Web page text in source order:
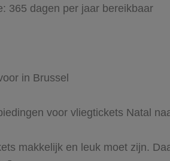
365 dagen per jaar bereikbaar
in Brussel
voor vliegtickets Natal
makkelijk en leuk moet zijn.